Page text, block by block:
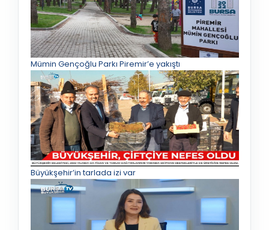
Mümin Gençoğlu Parkı Piremir’e yakıştı
Büyükşehir’in tarlada izi var